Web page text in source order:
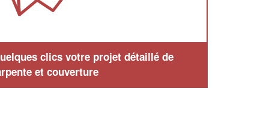
clics votre projet détaillé de
et couverture